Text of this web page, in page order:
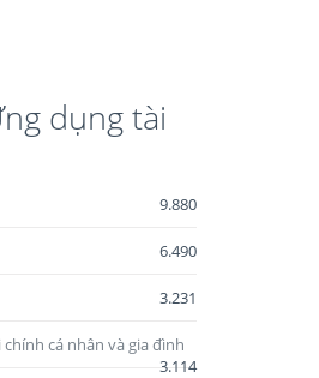
dụng tài
9.880
6.490
3.231
chính cá nhân và gia đình
3.114